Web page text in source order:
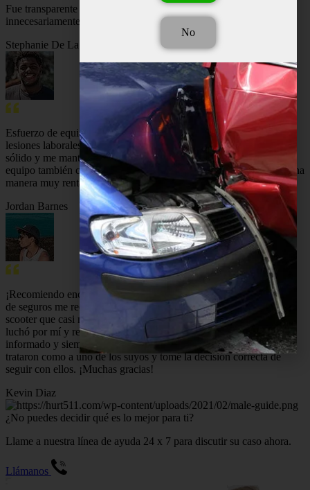
Fue transparente desde el principio y no complicó las cosas
innecesariamente.
Stephanie De La Cruz
Esfuerzo de equipo serio de todo el personal para que mi caso de
lesiones laborales se resuelva rápidamente. Construyeron un caso
sólido y me mantuvieron informado durante todo el tiempo. Este
equipo también cumplió en dos ocasiones anteriores y lo hizo de una
manera muy rentable.¡Un cliente fiel de por vida, gracias!
Jordan Barnes
¡Recomiendo encarecidamente HURT-511! Cuando las compañías
de seguros me rechazaron después de un aterrador accidente de
scooter que casi me mata, ¡un abogado de HURT-511 se quedó y
luchó por mí y recuperó toda la póliza! Su personal está bien
informado y siempre disponible para responder mis preguntas. Me
trataron como a uno de los suyos y tomé la decisión correcta de
seguir con ellos. ¡Muchas gracias!
Kevin Diaz
¿No puedes decidir qué es lo mejor para ti?
Llame a nuestra línea de ayuda 24 x 7 para discutir su caso ahora.
Llámanos
No